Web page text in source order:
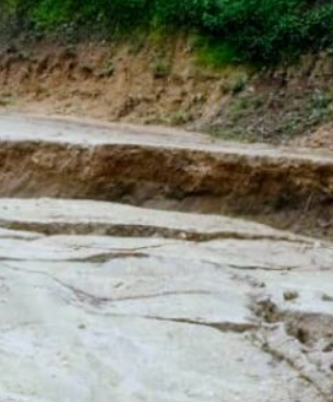
Revue de la presse : Des
dévastatrices du Fleuve
Cette semaine du 1 er au 7 janvier
environnementale dans le bassin du Congo
inondations dans des agglomérations
Ces inondations